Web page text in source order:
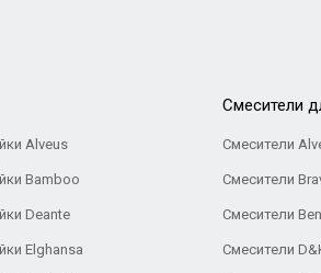
Alveus
Bamboo
Deante
Elghansa
Cмесители
Смесители
Смесители
Смесители
Смесители